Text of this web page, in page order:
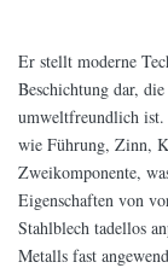
Er stellt moderne
Beschichtung dar,
umweltfreundlich ist.
wie Führung, Zinn,
Zweikomponente,
Eigenschaften von
Stahlblech tadellos
Metalls fast